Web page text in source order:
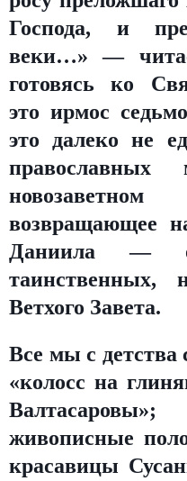
Господа, и
веки…» —
готовясь ко
это ирмос
это далеко не
православных
возвращающее
Даниила —
таинственных,
Ветхого Завета.
Все мы с
«колосс на
живописные
красавицы